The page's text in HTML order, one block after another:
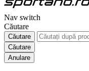
Nav switch
Căutare
Căutare
Căutare
Anulare